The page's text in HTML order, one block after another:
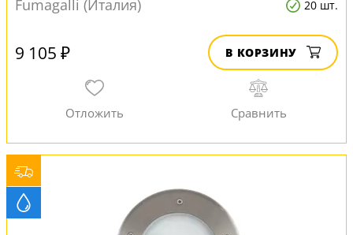
Fumagalli (Италия)
20 шт.
9 105 ₽ В КОРЗИНУ